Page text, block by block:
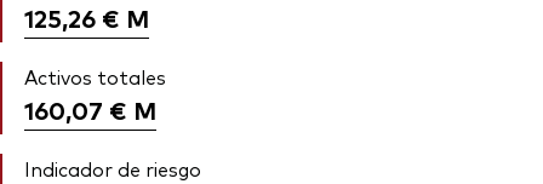
125,26 € M
Activos totales
160,07 € M
Indicador de riesgo